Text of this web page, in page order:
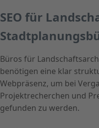
SEO für
Büros für
benötigen eine klar
Webpräsenz, um bei
Projektrecherchen und
gefunden zu werden.